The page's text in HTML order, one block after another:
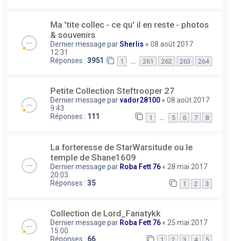
Ma 'tite collec - ce qu' il en reste - photos
& souvenirs
Dernier message parSherlis « 08 août 2017
12:31
Réponses : 3951 1 … 261 262 263 264
Petite Collection Steftrooper 27
Dernier message parvador28100 « 08 août 2017
9:43
Réponses : 111 1 5 6 7 8
La forteresse de StarWarsitude ou le
temple de Shane1609
Dernier message par Roba Fett 76 « 28 mai 2017
20:03
Réponses : 35 1 2 3
Collection de Lord_Fanatykk
Dernier message par Roba Fett 76 « 25 mai 2017
15:00
Réponses : 66